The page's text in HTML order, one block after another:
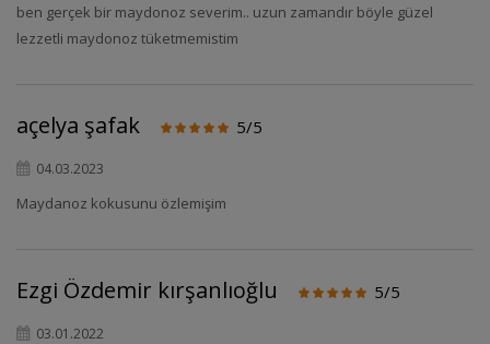
ben gerçek bir maydonoz severim.. uzun zamandır böyle güzel
lezzetli maydonoz tüketmemistim
açelya şafak 5/5
04.03.2023
Maydanoz kokusunu özlemişim
Ezgi Özdemir kırşanlıoğlu 5/5
03.01.2022